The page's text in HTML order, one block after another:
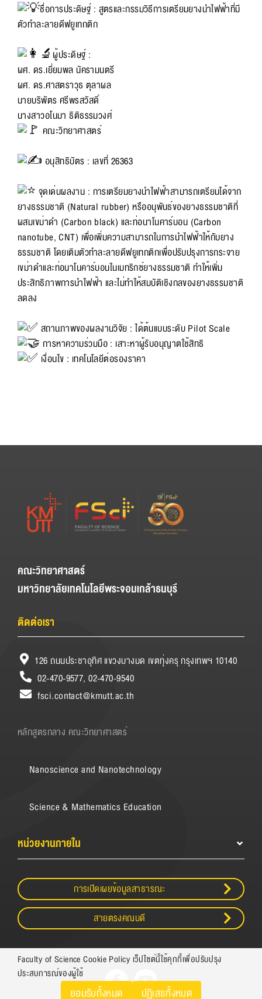
ชื่อการประดิษฐ์ : สูตรและกรรมวิธีการเตรียมยางนำไฟฟ้าที่มี
ตัวทำละลายดีฟยูเทกติก
ผู้ประดิษฐ์ :
ผศ. ดร.เยี่ยมพล นัครามนตรี
ผศ. ดร.ศาสตราวุธ ตุลาผล
นายบริพัตร ศรีพรสวัสดิ์
นางสาวอโนมา ธิติธรรมวงศ์
คณะวิทยาศาสตร์
อนุสิทธิบัตร : เลขที่ 26363
จุดเด่นผลงาน : การเตรียมยางนำไฟฟ้าสามารถเตรียมได้จาก
ยางธรรมชาติ (Natural rubber) หรืออนุพันธ์ของยางธรรมชาติที่
ผสมเขม่าดำ (Carbon black) และท่อนาโนคาร์บอน (Carbon
nanotube, CNT) เพื่อเพิ่มความสามารถในการนำไฟฟ้าให้กับยาง
ธรรมชาติ โดยเติมตัวทำละลายดีฟยูเทกติกเพื่อปรับปรุงการกระจาย
เขม่าดำและท่อนาโนคาร์บอนในเมทริกซ์ยางธรรมชาติ ทำให้เพิ่ม
ประสิทธิภาพการนำไฟฟ้า และไม่ทำให้สมบัติเชิงกลของยางธรรมชาติ
ลดลง
สถานภาพของผลงานวิจัย : ได้ต้นแบบระดับ Pilot Scale
การหาความร่วมมือ : เสาะหาผู้รับอนุญาตใช้สิทธิ
เงื่อนไข : เทคโนโลยีต่อรองราคา
คณะวิทยาศาสตร์
มหาวิทยาลัยเทคโนโลยีพระจอมเกล้าธนบุรี
ติดต่อเรา
126 ถนนประชาอุทิศ แขวงบางมด เขตทุ่งครุ กรุงเทพฯ 10140
02-470-9577, 02-470-9540
fsci.contact@kmutt.ac.th
หลักสูตรกลาง คณะวิทยาศาสตร์
Nanoscience and Nanotechnology
Science & Mathematics Education
หน่วยงานภายใน
การเปิดเผยข้อมูลสาธารณะ
สายตรงคณบดี
Faculty of Science Cookie Policy เว็ปไซต์นี้ใช้คุกกี้เพื่อปรับปรุง
ประสบการณ์ของผู้ใช้
ยอมรับทั้งหมด ปฏิเสธทั้งหมด